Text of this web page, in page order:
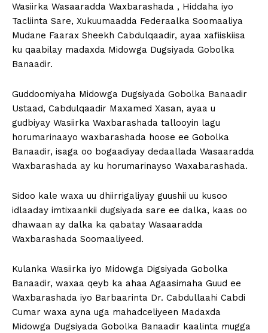
Wasiirka Wasaaradda Waxbarashada , Hiddaha iyo
Tacliinta Sare, Xukuumaadda Federaalka Soomaaliya
Mudane Faarax Sheekh Cabdulqaadir, ayaa xafiiskiisa
ku qaabilay madaxda Midowga Dugsiyada Gobolka
Banaadir.
Guddoomiyaha Midowga Dugsiyada Gobolka Banaadir
Ustaad, Cabdulqaadir Maxamed Xasan, ayaa u
gudbiyay Wasiirka Waxbarashada tallooyin lagu
horumarinaayo waxbarashada hoose ee Gobolka
Banaadir, isaga oo bogaadiyay dedaallada Wasaaradda
Waxbarashada ay ku horumarinayso Waxabarashada.
Sidoo kale waxa uu dhiirrigaliyay guushii uu kusoo
idlaaday imtixaankii dugsiyada sare ee dalka, kaas oo
dhawaan ay dalka ka qabatay Wasaaradda
Waxbarashada Soomaaliyeed.
Kulanka Wasiirka iyo Midowga Digsiyada Gobolka
Banaadir, waxaa qeyb ka ahaa Agaasimaha Guud ee
Waxbarashada iyo Barbaarinta Dr. Cabdullaahi Cabdi
Cumar waxa ayna uga mahadceliyeen Madaxda
Midowga Dugsiyada Gobolka Banaadir kaalinta mugga